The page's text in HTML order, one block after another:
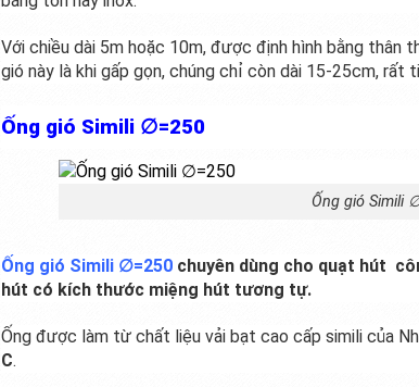
Với chiều dài 5m hoặc 10m, được định hình bằng thân
gió này là khi gấp gọn, chúng chỉ còn dài 15-25cm, rất
Ống gió Simili ∅=250
Ống gió Simili
Ống gió Simili ∅=250chuyên dùng cho quạt hút
hút có kích thước miệng hút tương tự.
Ống được làm từ chất liệu vải bạt cao cấp simili của
C.